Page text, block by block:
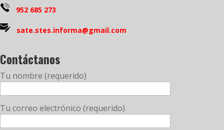
952 685 273
sate.stes.informa@gmail.com
Contáctanos
Tu nombre (requerido)
Tu correo electrónico (requerido)